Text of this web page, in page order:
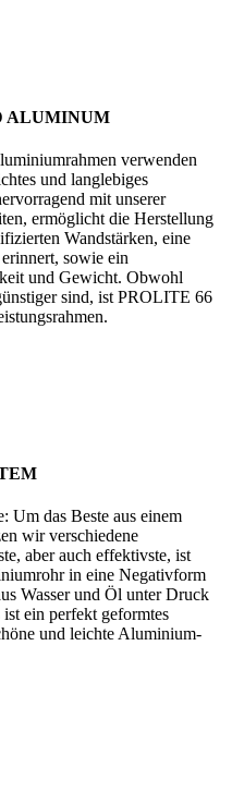
ALUMINUM
verwenden
und langlebiges
mit unserer
ermöglicht die Herstellung
Wandstärken, eine
sowie ein
und Gewicht. Obwohl
sind, ist PROLITE 66
Um das Beste aus einem
wir verschiedene
aber auch effektivste, ist
in eine Negativform
Wasser und Öl unter Druck
ein perfekt geformtes
und leichte Aluminium-